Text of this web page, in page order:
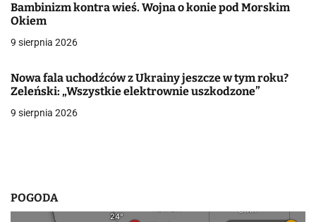
a
w
i
s
Bambinizm kontra wieś. Wojna o konie pod Morskim
Okiem
9 sierpnia 2026
Nowa fala uchodźców z Ukrainy jeszcze w tym roku?
Zeleński: „Wszystkie elektrownie uszkodzone”
9 sierpnia 2026
POGODA